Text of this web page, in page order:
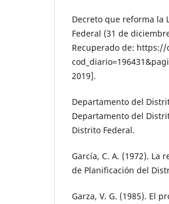
Decreto que reforma la
Federal (31 de
Recuperado de:
2019].
Departamento del
Departamento del
Distrito Federal.
García, C. A. (1972). La
de Planificación del
Garza, V. G. (1985). El